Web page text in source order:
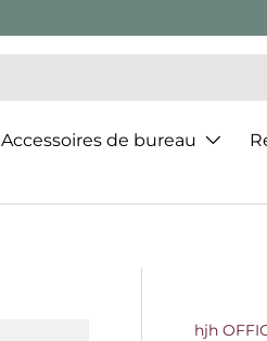
Accessoires de bureau
hjh